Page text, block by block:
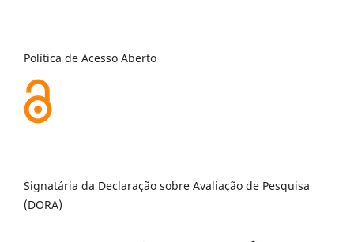
Política de Acesso Aberto
Signatária da Declaração sobre Avaliação de Pesquisa
(DORA)